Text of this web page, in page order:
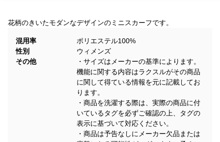
花柄のきいたモダンなデザインのミニスカーフです。
混用率
ポリエステル100%
性別
ウィメンズ
その他
・サイズはメーカーの基準によります。
機能に関する内容はラクスルがその商品
に関して得ている情報を元に記載してお
ります。
・商品を洗濯する際は、実際の商品に付
いているタグを必ずご確認の上、タグの
表示に基づいて対応ください。
・商品は予告なしにメーカー欠品または